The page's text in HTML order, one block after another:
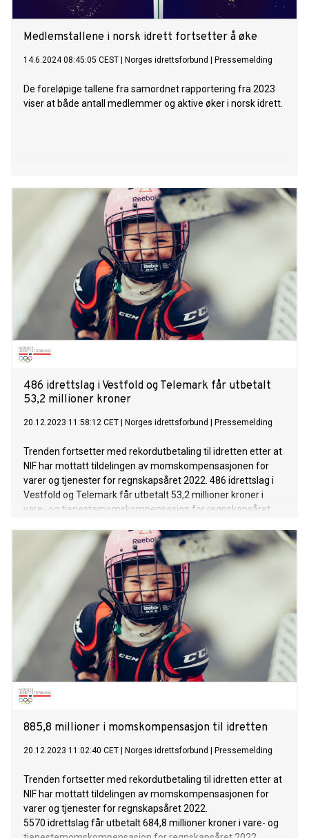
Medlemstallene i norsk idrett fortsetter å øke
14.6.2024 08:45:05 CEST Norges idrettsforbund Pressemelding
De foreløpige tallene fra samordnet rapportering fra 2023
viser at både antall medlemmer og aktive øker i norsk idrett.
486 idrettslag i Vestfold og Telemark får utbetalt
53,2 millioner kroner
20.12.2023 11:58:12 CET Norges idrettsforbund Pressemelding
Trenden fortsetter med rekordutbetaling til idretten etter at
NIF har mottatt tildelingen av momskompensasjonen for
varer og tjenester for regnskapsåret 2022. 486 idrettslag i
Vestfold og Telemark får utbetalt 53,2 millioner kroner i
vare- og tjenestemomskompensasjon for regnskapsåret
885,8 millioner i momskompensasjon til idretten
20.12.2023 11:02:40 CET Norges idrettsforbund Pressemelding
Trenden fortsetter med rekordutbetaling til idretten etter at
NIF har mottatt tildelingen av momskompensasjonen for
varer og tjenester for regnskapsåret 2022.
5570 idrettslag får utbetalt 684,8 millioner kroner i vare- og